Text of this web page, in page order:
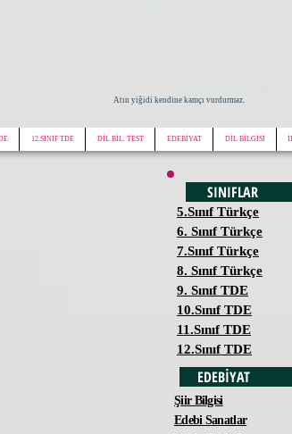
Atın yiğidi kendine kamçı vurdurmaz.
12.SINIF TDE DİL BİL. TEST EDEBİYAT DİL BİLGİSİ
5.Sınıf Türkçe
6. Sınıf Türkçe
7.Sınıf Türkçe
8. Sınıf Türkçe
9. Sınıf TDE
10.Sınıf TDE
11.Sınıf TDE
12.Sınıf TDE
Şiir Bilgisi
Edebi Sanatlar